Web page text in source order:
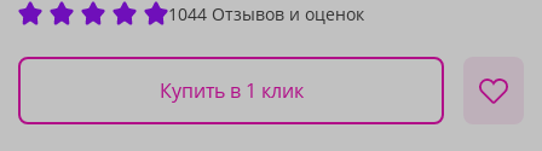
1044 Отзывов и оценок
Купить в 1 клик